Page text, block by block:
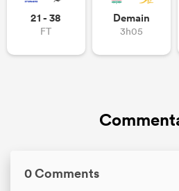
21 - 38
FT
Demain
3h05
0 Comments